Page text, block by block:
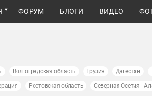
ФОРУМ БЛОГИ ВИДЕО
Волгоградская область Грузия Дагестан
Ростовская область Северная Осетия -